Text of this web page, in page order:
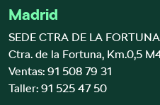
Madrid
SEDE CTRA DE LA FORTUNA
Ctra. de la Fortuna, Km.0,5
Ventas: 91 508 79 31
Taller: 91 525 47 50